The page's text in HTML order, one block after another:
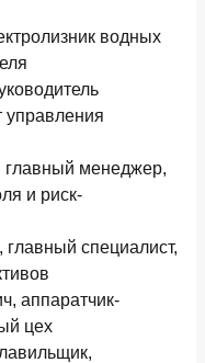
водных
управления
главный менеджер,
и риск-
специалист,
аппаратчик-
цех